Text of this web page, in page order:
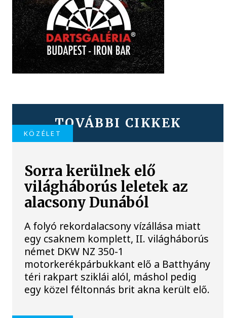
TOVÁBBI CIKKEK
KÖZÉLET
Sorra kerülnek elő
világháborús leletek az
alacsony Dunából
A folyó rekordalacsony vízállása miatt
egy csaknem komplett, II. világháborús
német DKW NZ 350-1
motorkerékpárbukkant elő a Batthyány
téri rakpart sziklái alól, máshol pedig
egy közel féltonnás brit akna került elő.